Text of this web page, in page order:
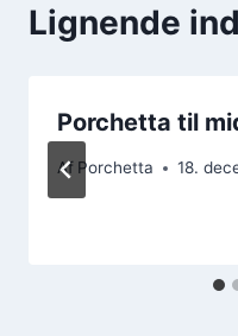
Lignende
Porchetta til
Af Porchetta 18.